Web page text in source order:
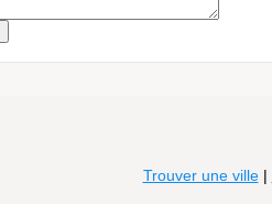
Trouver une ville|